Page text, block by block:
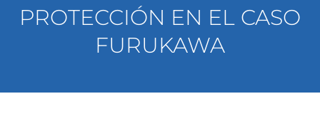
PROTECCIÓN EN EL CASO
FURUKAWA